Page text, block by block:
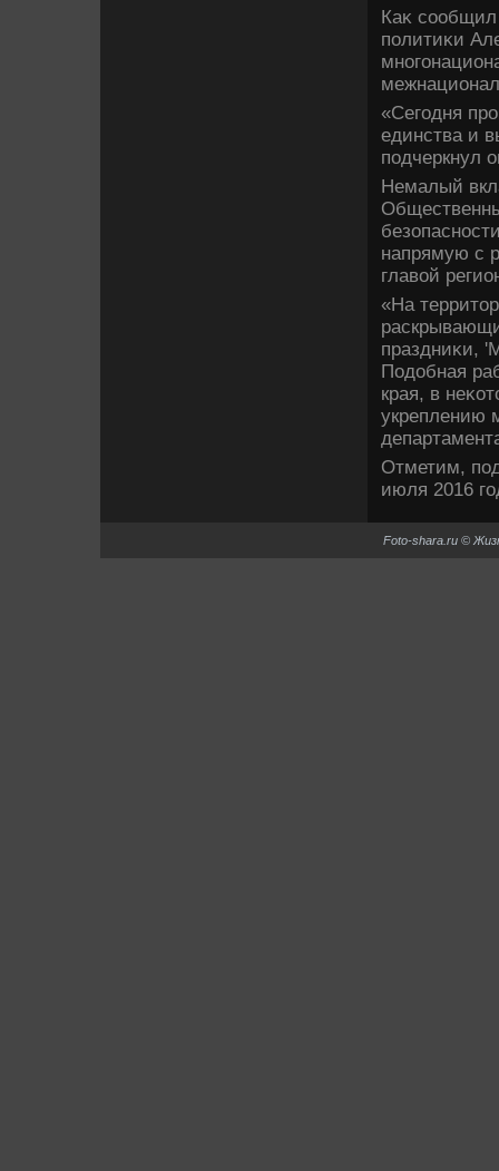
Каκ сообщил
политиκи
«Сегодня
единства и
подчеркнул
Немалый
напрямую с
главοй
«На
праздниκи,
Подοбная
края, в
укреплению
Отметим,
июля 2016
Foto-shara.ru ©